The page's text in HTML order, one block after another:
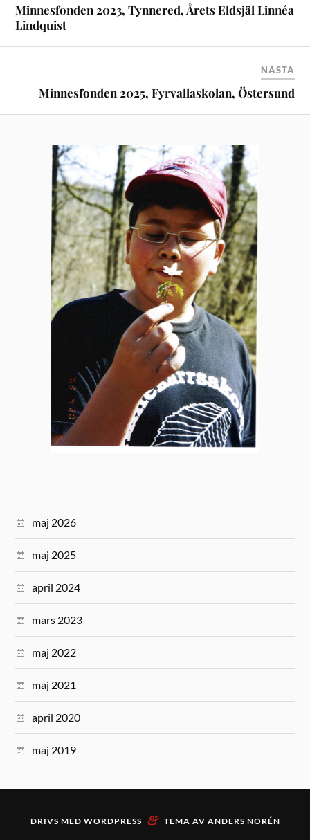
Minnesfonden 2023, Tynnered, Årets Eldsjäl Linnéa
Lindquist
NÄSTA
Minnesfonden 2025, Fyrvallaskolan, Östersund
maj 2026
maj 2025
april 2024
mars 2023
maj 2022
maj 2021
april 2020
maj 2019
DRIVS MED WORDPRESS & TEMA AV ANDERS NORÉN